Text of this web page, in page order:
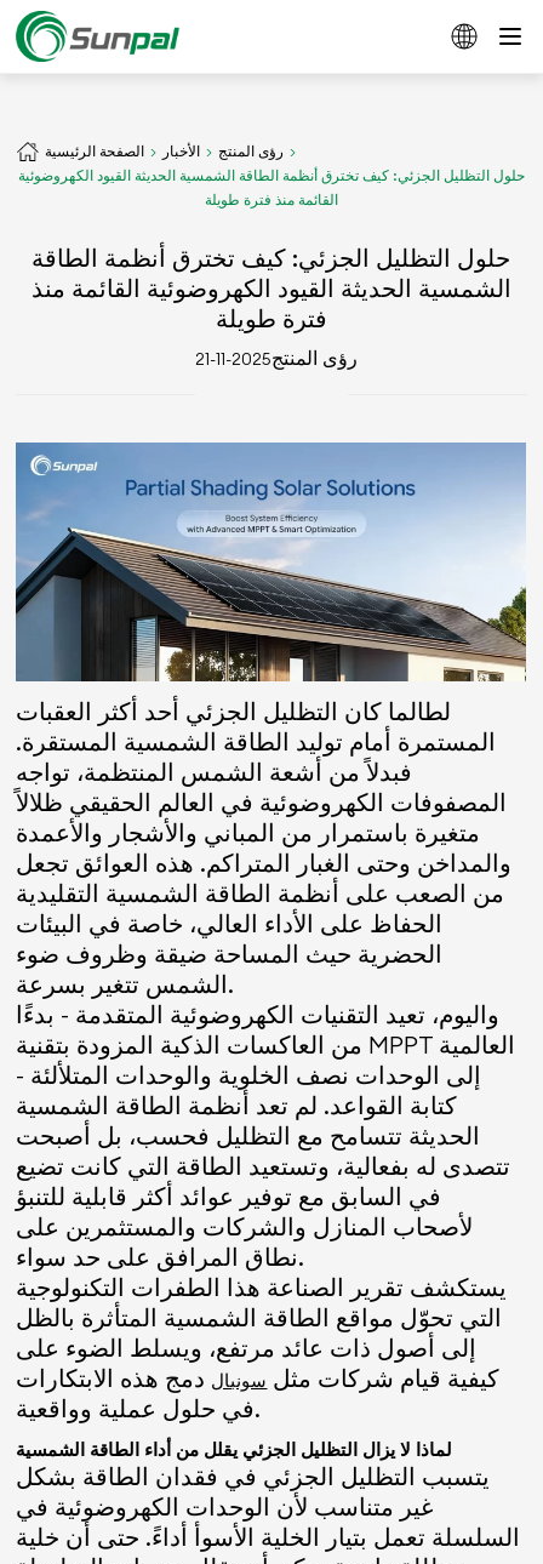
الصفحة الرئيسية الأخبار
رؤى المنتج
حلول التظليل الجزئي: كيف تخترق أنظمة الطاقة الشمسية الحديثة القيود الكهروضوئية
القائمة منذ فترة طويلة
حلول التظليل الجزئي: كيف تخترق أنظمة الطاقة
الشمسية الحديثة القيود الكهروضوئية القائمة منذ
فترة طويلة
رؤى المنتج2025-11-21
لطالما كان التظليل الجزئي أحد أكثر العقبات
المستمرة أمام توليد الطاقة الشمسية المستقرة.
فبدلاً من أشعة الشمس المنتظمة، تواجه
المصفوفات الكهروضوئية في العالم الحقيقي ظلالاً
متغيرة باستمرار من المباني والأشجار والأعمدة
والمداخن وحتى الغبار المتراكم. هذه العوائق تجعل
من الصعب على أنظمة الطاقة الشمسية التقليدية
الحفاظ على الأداء العالي، خاصة في البيئات
الحضرية حيث المساحة ضيقة وظروف ضوء
الشمس تتغير بسرعة.
واليوم، تعيد التقنيات الكهروضوئية المتقدمة - بدءًا
من العاكسات الذكية المزودة بتقنية MPPT العالمية
إلى الوحدات نصف الخلوية والوحدات المتلألئة -
كتابة القواعد. لم تعد أنظمة الطاقة الشمسية
الحديثة تتسامح مع التظليل فحسب، بل أصبحت
تتصدى له بفعالية، وتستعيد الطاقة التي كانت تضيع
في السابق مع توفير عوائد أكثر قابلية للتنبؤ
لأصحاب المنازل والشركات والمستثمرين على
نطاق المرافق على حد سواء.
يستكشف تقرير الصناعة هذا الطفرات التكنولوجية
التي تحوّل مواقع الطاقة الشمسية المتأثرة بالظل
إلى أصول ذات عائد مرتفع، ويسلط الضوء على
كيفية قيام شركات مثل سونبال دمج هذه الابتكارات
في حلول عملية وواقعية.
لماذا لا يزال التظليل الجزئي يقلل من أداء الطاقة الشمسية
يتسبب التظليل الجزئي في فقدان الطاقة بشكل
غير متناسب لأن الوحدات الكهروضوئية في
السلسلة تعمل بتيار الخلية الأسوأ أداءً. حتى أن خلية